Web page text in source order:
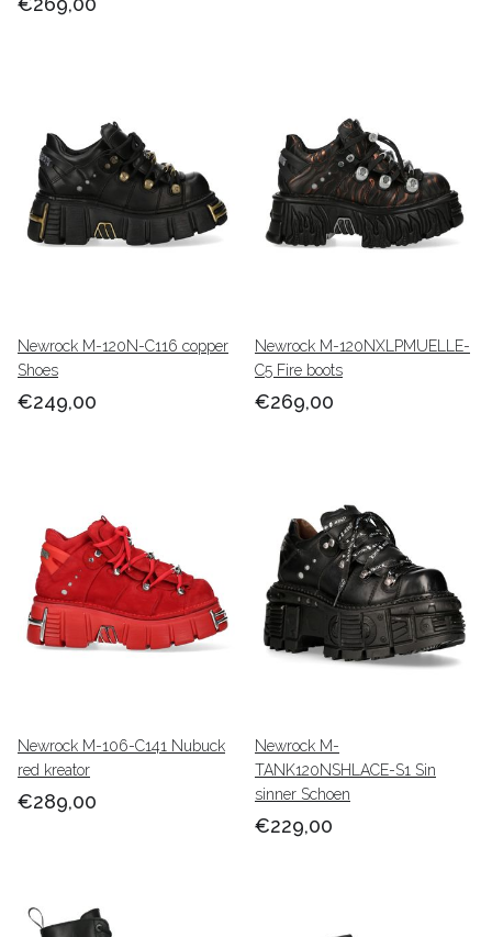
Newrock M-120N-C116 copper
Shoes
€249,00
Newrock M-120NXLPMUELLE-
C5 Fire boots
€269,00
Newrock M-106-C141 Nubuck
red kreator
€289,00
Newrock M-
TANK120NSHLACE-S1 Sin
sinner Schoen
€229,00